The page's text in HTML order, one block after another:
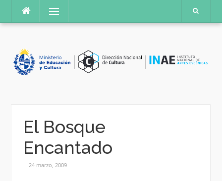
contenido
Menú
El Bosque
Encantado
24 marzo, 2009